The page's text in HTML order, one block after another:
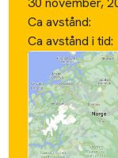
Ca avstånd:
Ca avstånd i tid: